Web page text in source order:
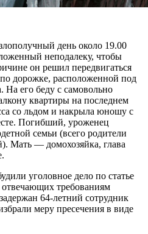
день около 19.00
неподалеку, чтобы
он решил передвигаться
дорожке, расположенной под
На его беду с самовольно
квартиры на последнем
со льдом и накрыла юношу с
Погибший, уроженец
семьи (всего родители
Мать — домохозяйка, глава
уголовное дело по статье
требованиям
64-летний сотрудник
меру пресечения в виде